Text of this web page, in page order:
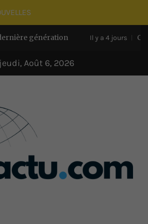
Il y a 4 jours CDPM : les
jeudi, Août 6, 2026